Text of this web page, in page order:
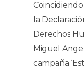
Coincidiendo
la
Derechos
Miguel
campaña